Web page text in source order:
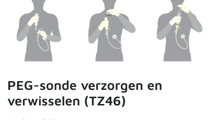
PEG-sonde verzorgen en
verwisselen (TZ46)